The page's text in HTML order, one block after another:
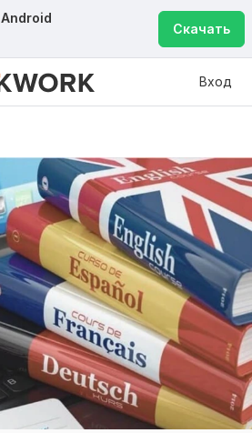
Android
Скачать
Вход